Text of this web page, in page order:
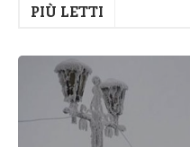
PIÙ LETTI